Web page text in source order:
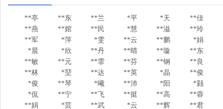
**亭 **东 **兰 *平 *天 **佳
**燕
**婠 **民 *慧 **溢 **玲
**军
*萍 *雯 **云 **鹏
*娟
*晨
*欣 **丹 **晴 **璇
**东
**敏
**元 **霏 **芬 **钢 **良
**林
*堃 **达 **英 *晶
**俊
*俊
**琴 *曦 **沛 *阳
*颢
*侃
**宁 **飞 **挺 **高
**蓉
**娟
*芸 **武 *云 **辉 **君